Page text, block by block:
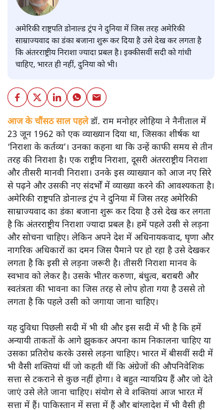
अमेरिकी राष्ट्रपति डोनाल्ड ट्रंप ने दुनिया में जिस तरह अमेरिकी
साम्राज्यवाद का डंका बजाना शुरू कर दिया है उसे देख कर लगता है
कि अंतरराष्ट्रीय निराशा ज्यादा प्रबल है। इक्कीसवीं सदी को गांधी
चाहिए, भारत ही नहीं, दुनिया को भी।
आज के चौंसठ साल पहलेडॉ. राम मनोहर लोहिया ने नैनीताल में
23 जून 1962 को एक व्याख्यान दिया था, जिसका शीर्षक था
‘निराशा के कर्तव्य’। उनका कहना था कि उन्हें काफी समय से तीन
तरह की निराशा है। एक राष्ट्रीय निराशा, दूसरी अंतरराष्ट्रीय निराशा
और तीसरी मानवी निराशा। उनके इस व्याख्यान को आज नए सिरे
से पढ़ने और उसकी नए संदर्भों में व्याख्या करने की आवश्यकता है।
अमेरिकी राष्ट्रपति डोनाल्ड ट्रंप ने दुनिया में जिस तरह अमेरिकी
साम्राज्यवाद का डंका बजाना शुरू कर दिया है उसे देख कर लगता
है कि अंतरराष्ट्रीय निराशा ज्यादा प्रबल है। हमें पहले उसी से लड़ना
और सोचना चाहिए। लेकिन अपने देश में अधिनायकवाद, घृणा और
नागरिक अधिकारों का दमन जिस पैमाने पर हो रहा है उसे देखकर
लगता है कि इसी से लड़ना जरूरी है। तीसरी निराशा मानव के
स्वभाव को लेकर है। उसके भीतर करुणा, बंधुत्व, बराबरी और
स्वतंत्रता की भावना का जिस तरह से लोप होता गया है उससे तो
लगता है कि पहले उसी को जगाया जाना चाहिए।
यह दुविधा पिछली सदी में भी थी और इस सदी में भी है कि हमें
अन्यायी ताकतों के आगे झुककर अपना काम निकालना चाहिए या
उसका प्रतिरोध करके उससे लड़ना चाहिए। भारत में बीसवीं सदी में
भी वैसी शक्तियां थीं जो कहती थीं कि अंग्रेजों की औपनिवेशिक
सत्ता से टकराने से कुछ नहीं होगा। वे बहुत न्यायप्रिय हैं और जो देते
जाएं उसे लेते जाना चाहिए। संयोग से वे शक्तियां आज भारत में
सत्ता में हैं। पाकिस्तान में सत्ता में हैं और बांग्लादेश में भी वैसी ही